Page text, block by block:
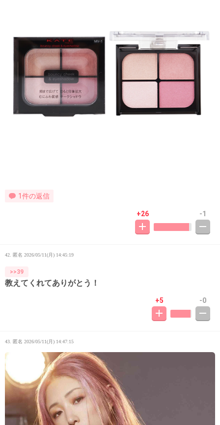
1件の返信
+26 -1
42. 匿名 2026/05/11(月) 14:45:19
>>39
教えてくれてありがとう！
+5 -0
43. 匿名 2026/05/11(月) 14:47:15